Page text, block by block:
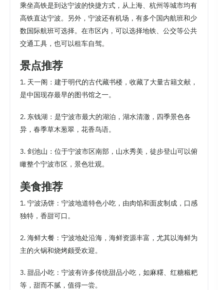
乘坐高铁是到达宁波的快捷方式，从上海、杭州等城市均有
高铁直达宁波。另外，宁波还有机场，有多个国内航班和少
数国际航班可选择。在市区内，可以选择地铁、公交等公共
交通工具，也可以租车自驾。
景点推荐
1. 天一阁：建于明代的古代藏书楼，收藏了大量古籍文献，
是中国现存最早的图书馆之一。
2. 东钱湖：是宁波市最大的湖泊，湖水清澈，四季景色各
异，春季草木葱翠，花香鸟语。
3. 剑池山：位于宁波市区南部，山水秀美，徒步登山可以俯
瞰整个宁波市区，景色壮观。
美食推荐
1. 宁波汤饼：宁波地道特色小吃，由肉馅和面皮制成，口感
独特，香甜可口。
2. 海鲜大餐：宁波地处沿海，海鲜资源丰富，尤其以海鲜为
主的火锅和烧烤颇受欢迎。
3. 甜品小吃：宁波有许多传统甜品小吃，如麻糬、红糖糍粑
等，甜而不腻，值得一尝。